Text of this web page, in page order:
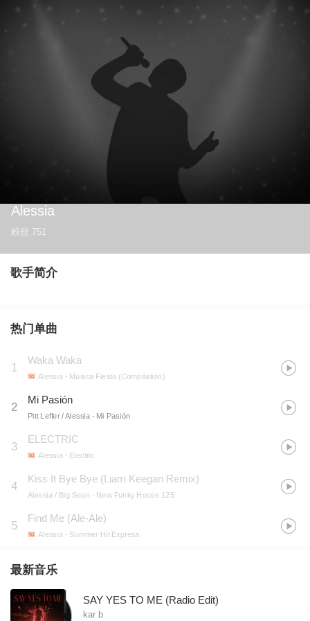
Alessia
粉丝 751
歌手简介
热门单曲
1
Waka Waka
Alessia- Musica Fiesta (Compilation)
2
Mi Pasión
Pitt Leffer / Alessia - Mi Pasión
3
ELECTRIC
Alessia- Electric
4
Kiss It Bye Bye (Liam Keegan Remix)
Alessia / Big Sean - New Funky House 125
5
Find Me (Ale-Ale)
Alessia- Summer Hit Express
最新音乐
SAY YES TO ME (Radio Edit)
kar b